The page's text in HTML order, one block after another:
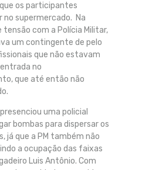
os participantes
no supermercado. Na
tensão com a Polícia Militar,
um contingente de pelo
que não estavam
no
que até então não
uma policial
bombas para dispersar os
já que a PM também não
a ocupação das faixas
Luis Antônio. Com